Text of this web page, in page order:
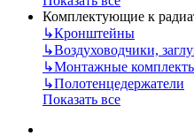
Комплектующие к
↳Кронштейны
↳Воздуховодчики,
↳Монтажные
↳Полотенцедержатели
Показать все